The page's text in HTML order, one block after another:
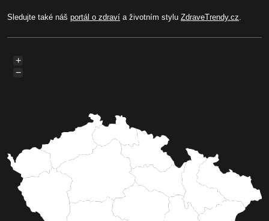
Sledujte také náš portál o zdraví a životním stylu ZdraveTrendy.cz
+
−